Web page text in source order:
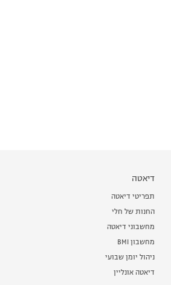
דיאטה
תפריטי דיאטה
החנות של חלי
מחשבוני דיאטה
מחשבון BMI
ניהול יומן שבועי
דיאטה אונליין